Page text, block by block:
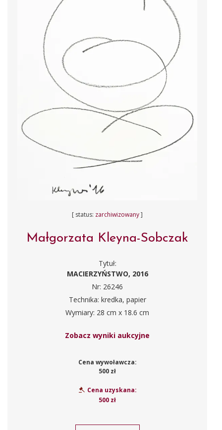
[ status: zarchiwizowany]
Małgorzata Kleyna-Sobczak
Tytuł:
MACIERZYŃSTWO, 2016
Nr: 26246
Technika: kredka, papier
Wymiary: 28 cm x 18.6 cm
Zobacz wyniki aukcyjne
Cena wywoławcza:
500 zł
Cena uzyskana:
500 zł